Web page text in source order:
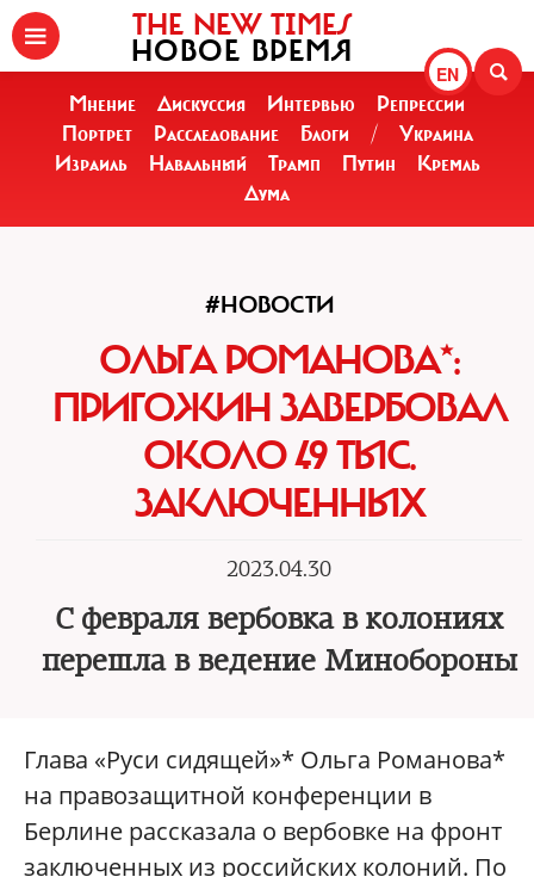
EN
THE NEW TIMES
НОВОЕ ВРЕМЯ
Мнение Дискуссия Интервью
Репрессии
Портрет
Расследование Блоги /
Украина
Израиль
Навальный Трамп Путин
Кремль
Дума
#НОВОСТИ
ОЛЬГА РОМАНОВА*:
ПРИГОЖИН ЗАВЕРБОВАЛ
ОКОЛО 49 ТЫС.
ЗАКЛЮЧЕННЫХ
2023.04.30
С февраля вербовка в колониях
перешла в ведение Минобороны
Глава «Руси сидящей»* Ольга Романова*
на правозащитной конференции в
Берлине рассказала о вербовке на фронт
заключенных из российских колоний. По